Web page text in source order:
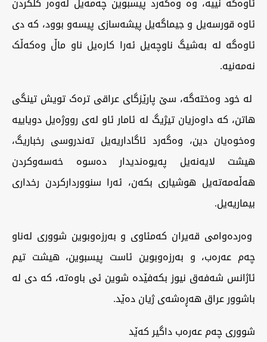
ئاوە قورسەیل و جیماگەیل پیشەسازی پیسەو بوود، کە دی
ئاوەگە لە بەشیگ ناوچەیل ئەرا کارەیل ناو ماڵ وەکەڵک
نەمەنیە.
لە خود وەختەگە، سێ پارێزگای عراقی ترەک تویش تینگی
هاتن، کە داوەزیان تیژیگ لە ئامار ئاو لەی رووژەیل دویاییە
وەخوەیان دین، وەگەرد ئاگاداریەیل تەندروسی رخباریگ،
هیشت لایەنەیل پەیوەندیدار دەسوە خەسەوکردن
هەڵەمەتەیل هوشیاری بکەن، ئەرا سنووردارکردن رخداری
بیماریەیل.
وەردەوامی قەیران کەمئاوی و بەرزەوبوین شووری لەناو
چەم عەرەب، و بەرزەوبوین ئاست پیسبوین، هیشت تیم
ئاژانس شەفەق نیوز بکەفێدە شوین ئی باوەتە، کە دی لە
باشوور عراق هەڕەشەی ژیان دەێد.
شووری چەم عەرەب داگیر کەێد